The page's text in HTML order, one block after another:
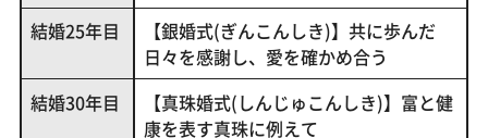
結婚25年目
【銀婚式(ぎんこんしき)】共に歩んだ
日々を感謝し、愛を確かめ合う
結婚30年目
【真珠婚式(しんじゅこんしき)】富と健
康を表す真珠に例えて